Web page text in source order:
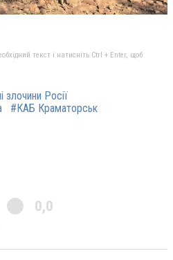
текст і натисніть Ctrl + Enter, щоб
злочини Росії
#КАБ Краматорськ
0,0